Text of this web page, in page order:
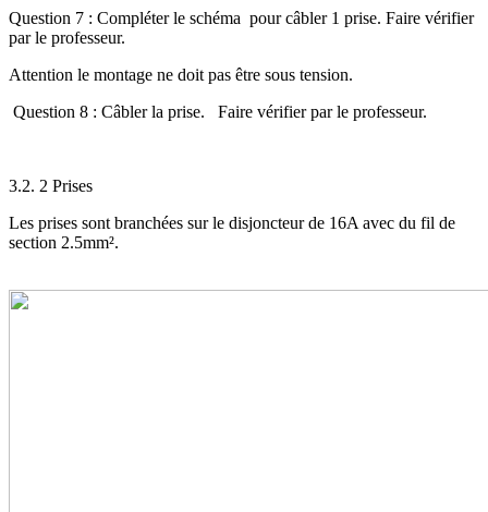
Question 7 : Compléter le schéma pour câbler 1 prise. Faire vérifier
par le professeur.
Attention le montage ne doit pas être sous tension.
Question 8 : Câbler la prise. Faire vérifier par le professeur.
3.2. 2 Prises
Les prises sont branchées sur le disjoncteur de 16A avec du fil de
section 2.5mm².